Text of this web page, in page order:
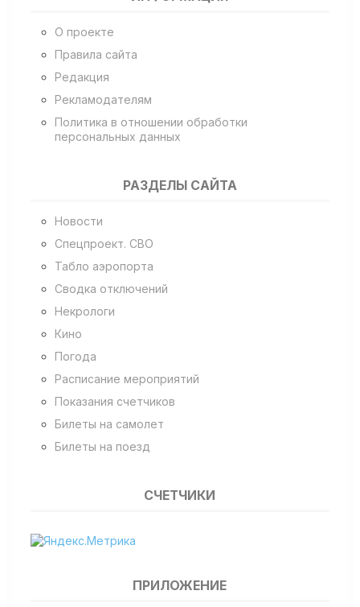
О проекте
Правила сайта
Редакция
Рекламодателям
Политика в отношении обработки
персональных данных
РАЗДЕЛЫ САЙТА
Новости
Спецпроект. СВО
Табло аэропорта
Сводка отключений
Некрологи
Кино
Погода
Расписание мероприятий
Показания счетчиков
Билеты на самолет
Билеты на поезд
СЧЕТЧИКИ
ПРИЛОЖЕНИЕ